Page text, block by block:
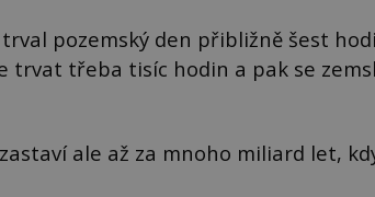
pozemský den přibližně šest
trvat třeba tisíc hodin a pak se
ale až za mnoho miliard let,